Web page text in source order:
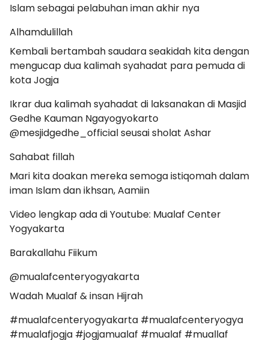
Islam sebagai pelabuhan iman akhir nya
Alhamdulillah
Kembali bertambah saudara seakidah kita dengan
mengucap dua kalimah syahadat para pemuda di
kota Jogja
Ikrar dua kalimah syahadat di laksanakan di Masjid
Gedhe Kauman Ngayogyokarto
@mesjidgedhe_official seusai sholat Ashar
Sahabat fillah
Mari kita doakan mereka semoga istiqomah dalam
iman Islam dan ikhsan, Aamiin
Video lengkap ada di Youtube: Mualaf Center
Yogyakarta
Barakallahu Fiikum
@mualafcenteryogyakarta
Wadah Mualaf & insan Hijrah
#mualafcenteryogyakarta #mualafcenteryogya
#mualafjogja #jogjamualaf #mualaf #muallaf